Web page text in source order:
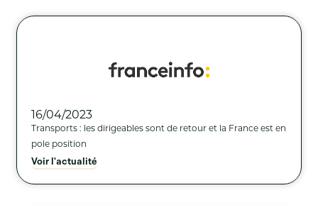
16/04/2023
Transports : les dirigeables sont de retour et la France est en
pole position
Voir l'actualité